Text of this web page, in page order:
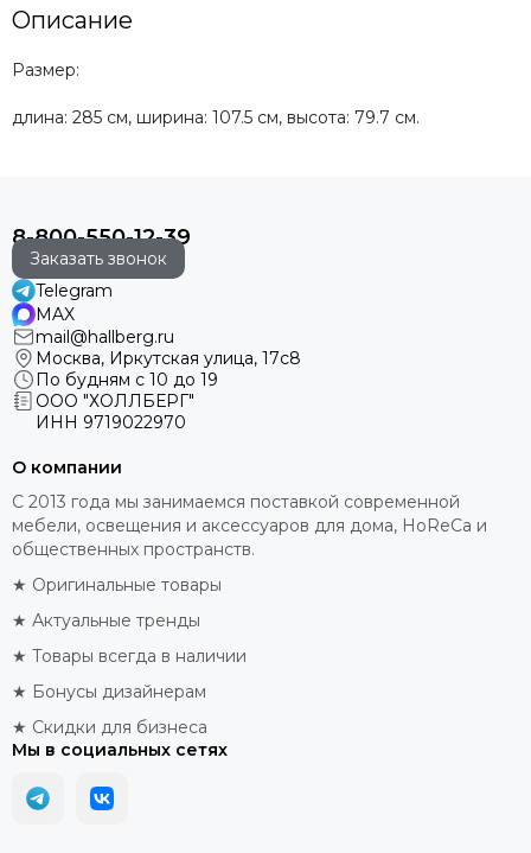
Описание
Размер:
длина: 285 см, ширина: 107.5 см, высота: 79.7 см.
8-800-550-12-39
Заказать звонок
Telegram
MAX
mail@hallberg.ru
Москва, Иркутская улица, 17с8
По будням с 10 до 19
ООО "ХОЛЛБЕРГ"
ИНН 9719022970
О компании
С 2013 года мы занимаемся поставкой современной
мебели, освещения и аксессуаров для дома, HoReCa и
общественных пространств.
★ Оригинальные товары
★ Актуальные тренды
★ Товары всегда в наличии
★ Бонусы дизайнерам
★ Скидки для бизнеса
Мы в социальных сетях